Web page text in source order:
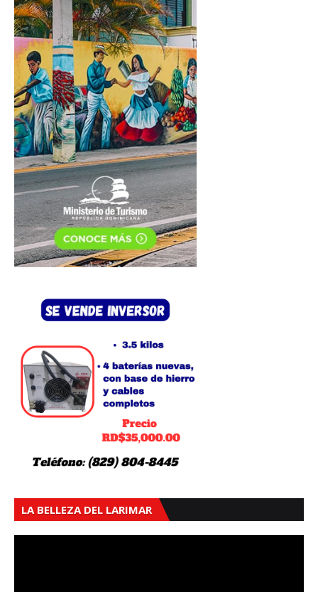
LA BELLEZA DEL LARIMAR